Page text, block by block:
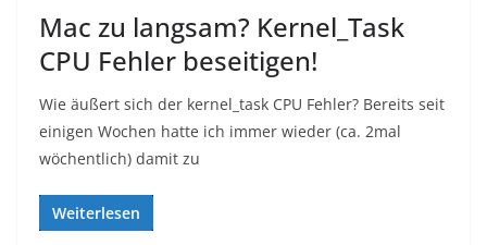
Mac zu langsam? Kernel_Task
CPU Fehler beseitigen!
Wie äußert sich der kernel_task CPU Fehler? Bereits seit
einigen Wochen hatte ich immer wieder (ca. 2mal
wöchentlich) damit zu
Weiterlesen